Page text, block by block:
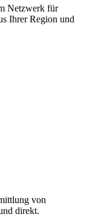
Netzwerk für
Ihrer Region und
von
direkt.